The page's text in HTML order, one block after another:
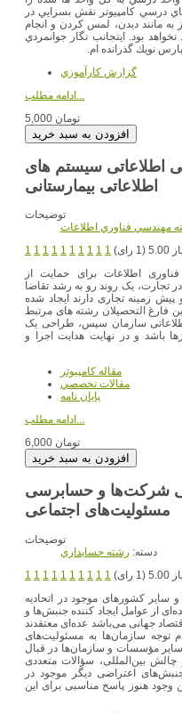
درسي كامپيوتر نقش بسزايي در
مانند ديدن، لمس كردن و انجام
بود. اينجانب نگار جوانمردي
نويك گذرانده ام.
گزارش کارآموزي
5,000 تومان
اطلاعاتی سیستم های
اطلاعاتی بیمارستانی
توضیحات
مهندسي فناوري اطلاعات
1 1 1 1 1 1 1 1 1 1
رای)
ﺍﻃﻼﻋﺎﺕ ﺑﺮﺍﯼ ﺣﻤﺎﻳﺖ ﺍﺯ
ﺗﺠﺎﺭﺕ، ﻳﮏ ﺭﻭﻧﺪ ﺭﻭ ﺑﻪ ﺭﺷﺪ ﺗﻘﺎﺿﺎ
ﺯﻣﻴﻨﻪ ﺗﺠﺎﺭﯼ ﺩﺍﺭﻧﺪ ﺍﻳﺠﺎﺩ ﺷﺪﻩ
فارغ التحصیلان رشته های مرتبط
ﺍﻃﻼﻋﺎﺗﯽ ﺳﺎﺯﻣﺎﻥ ﺳﭙﺲ، ﻃﺮﺍﺣﯽ ﻳﮏ
ﺑﺎﺷﺪ ﻭ ﺩﺭ ﻧﻬﺎﻳﺖ ﻫﺪﺍﻳﺖ ﺍﺟﺮﺍ ﻭ
مقاله کامپیوتر
مقالات تخصصي
پایان نامه
ادامه مطلب...
6,000 تومان
شرکت‌ها و حسابرسی
مسئولیت‌های اجتماعی
توضیحات
دسته: رشته حسابداري
1 1 1 1 1 1 1 1 1 1
رای)
سایر کشور‌های موجود در اتحادیه
از عوامل ایجاد کننده جنبش‌ها و
جهانی می‌باشد عده‌ای معتقدند
توجه سازمان‌ها به مسئولیت‌های
مؤسسات و سازمان‌ها در قبال
بین‌المللی، سؤالات متعددی
اعتراضی دیگر موجود در
وجود هنوز پاسخ مناسبی برای این